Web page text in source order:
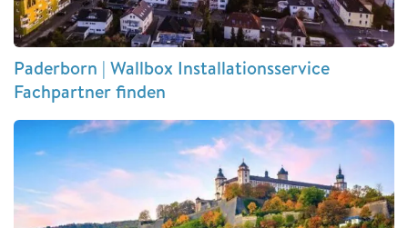
Paderborn | Wallbox Installationsservice
Fachpartner finden